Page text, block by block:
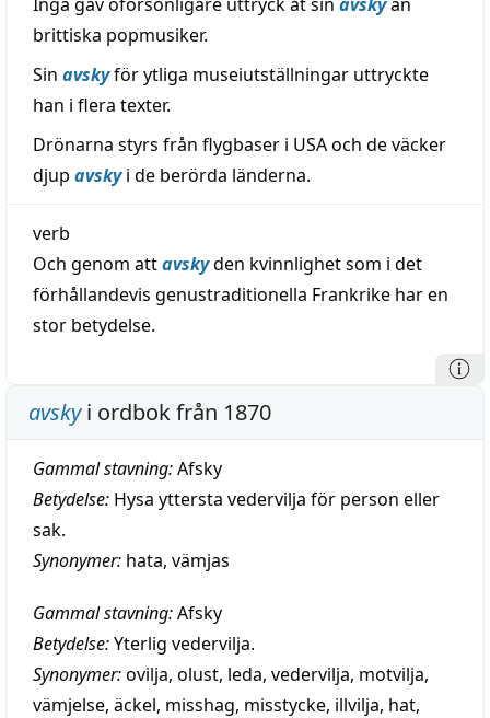
brittiska popmusiker.
Sin avskyför ytliga museiutställningar uttryckte
han i flera texter.
Drönarna styrs från flygbaser i USA och de väcker
djup avskyi de berörda länderna.
verb
Och genom attavskyden kvinnlighet som i det
förhållandevis genustraditionella Frankrike har en
stor betydelse.
avskyi ordbok från 1870
Gammal stavning:Afsky
Betydelse: Hysa yttersta vedervilja för person eller
sak.
Synonymer: hata, vämjas
Gammal stavning:Afsky
Betydelse:Yterlig vedervilja.
Synonymer:ovilja, olust, leda, vedervilja, motvilja,
vämjelse, äckel, misshag, misstycke, illvilja, hat,